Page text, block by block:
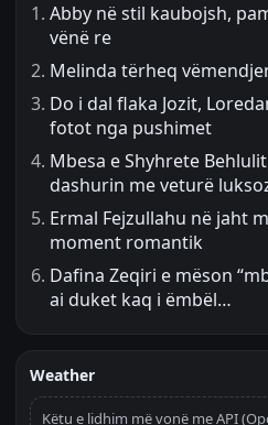
Abby në stil kaubojsh,
vënë re
Melinda tërheq
Do i dal flaka Jozit,
fotot nga pushimet
Mbesa e Shyhrete
dashurin me veturë
Ermal Fejzullahu në jaht
moment romantik
Dafina Zeqiri e mëson
ai duket kaq i ëmbël…
Weather
Këtu e lidhim më vonë me API